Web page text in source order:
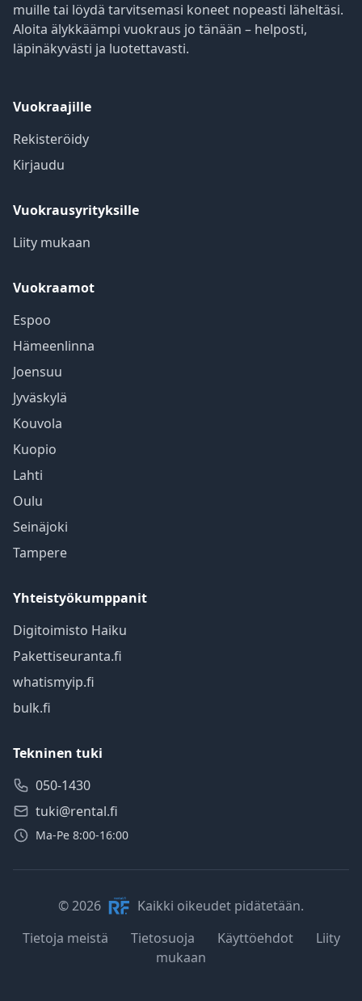
muille tai löydä tarvitsemasi koneet nopeasti läheltäsi.
Aloita älykkäämpi vuokraus jo tänään – helposti,
läpinäkyvästi ja luotettavasti.
Vuokraajille
Rekisteröidy
Kirjaudu
Vuokrausyrityksille
Liity mukaan
Vuokraamot
Espoo
Hämeenlinna
Joensuu
Jyväskylä
Kouvola
Kuopio
Lahti
Oulu
Seinäjoki
Tampere
Yhteistyökumppanit
Digitoimisto Haiku
Pakettiseuranta.fi
whatismyip.fi
bulk.fi
Tekninen tuki
050-1430
tuki@rental.fi
Ma-Pe 8:00-16:00
© 2026
Kaikki oikeudet pidätetään.
Tietoja meistä
Tietosuoja Käyttöehdot
Liity
mukaan